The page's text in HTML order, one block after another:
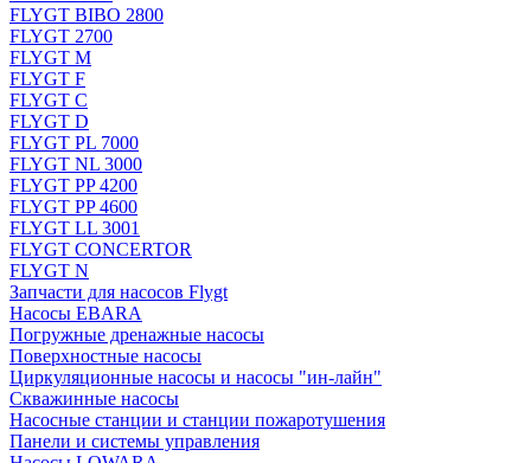
FLYGT BIBO 2800
FLYGT 2700
FLYGT M
FLYGT F
FLYGT C
FLYGT D
FLYGT PL 7000
FLYGT NL 3000
FLYGT PP 4200
FLYGT PP 4600
FLYGT LL 3001
FLYGT CONCERTOR
FLYGT N
Запчасти для насосов Flygt
Насосы EBARA
Погружные дренажные насосы
Поверхностные насосы
Циркуляционные насосы и насосы "ин-лайн"
Скважинные насосы
Насосные станции и станции пожаротушения
Панели и системы управления